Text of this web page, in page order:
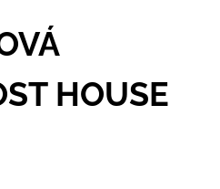
HOUSE